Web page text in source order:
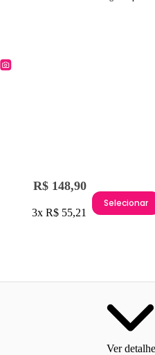
R$ 148,90
3x R$ 55,21
Selecionar
Ver